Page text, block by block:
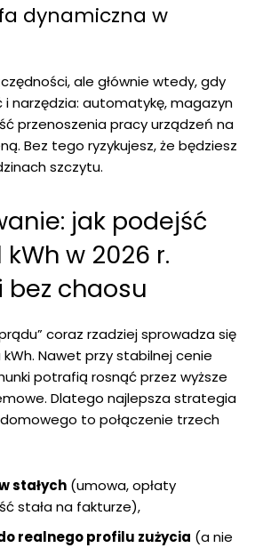
dynamiczna w
ale głównie wtedy, gdy
narzędzia: automatykę, magazyn
przenoszenia pracy urządzeń na
Bez tego ryzykujesz, że będziesz
szczytu.
jak podejść
kWh w 2026 r.
bez chaosu
coraz rzadziej sprowadza się
Nawet przy stabilnej cenie
potrafią rosnąć przez wyższe
Dlatego najlepsza strategia
to połączenie trzech
stałych (umowa, opłaty
stała na fakturze),
realnego profilu zużycia (a nie